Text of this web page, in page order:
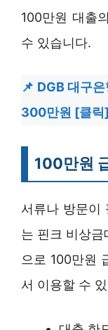
100만원 대출
수 있습니다.
DGB 대구
300만원 [클릭]
100만원
서류나 방문이
는 핀크 비상
으로 100만원
서 이용할 수